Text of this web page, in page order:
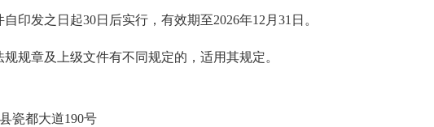
自印发之日起30日后实行，有效期至2026年12 月 31 日。
规规章及上级文件有不同规定的，适用其规定。
瓷都大道190号